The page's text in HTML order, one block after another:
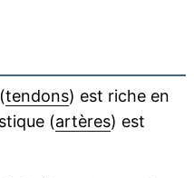
(tendons) est riche en
(artères) est